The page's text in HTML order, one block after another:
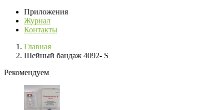
Приложения
Журнал
Контакты
Главная
Шейный бандаж 4092- S
Рекомендуем